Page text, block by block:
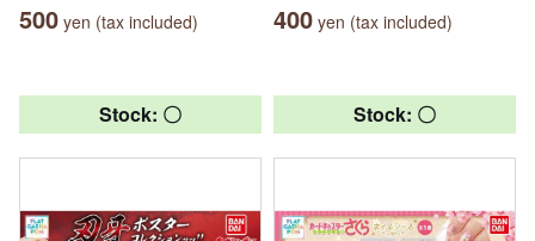
500 yen (tax included) 400 yen (tax included)
Stock: 〇 Stock: 〇